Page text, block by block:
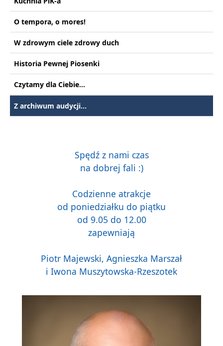
O tempora, o mores!
W zdrowym ciele zdrowy duch
Historia Pewnej Piosenki
Czytamy dla Ciebie...
Z archiwum audycji...
Spędź z nami czas
na dobrej fali :)
Codzienne atrakcje
od poniedziałku do piątku
od 9.05 do 12.00
zapewniają
Piotr Majewski, Agnieszka Marszał
i Iwona Muszytowska-Rzeszotek